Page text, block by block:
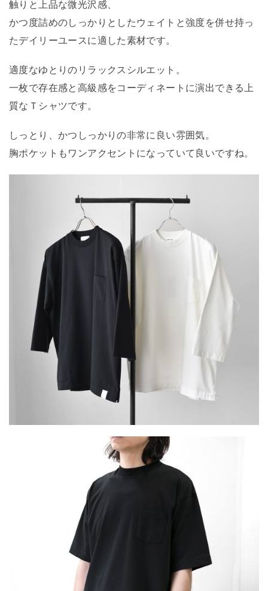
触りと上品な微光沢感、
かつ度詰めのしっかりとしたウェイトと強度を併せ持っ
たデイリーユースに適した素材です。
適度なゆとりのリラックスシルエット。
一枚で存在感と高級感をコーディネートに演出できる上
質なＴシャツです。
しっとり、かつしっかりの非常に良い雰囲気。
胸ポケットもワンアクセントになっていて良いですね。